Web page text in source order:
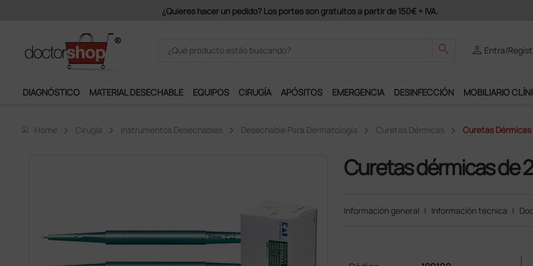
¿Quieres hacer un pedido? Los portes son gratuitos a partir de 150€ + IVA.
search person Entra/
DIAGNÓSTICO MATERIAL DESECHABLE EQUIPOS CIRUGÍA APÓSITOS EMERGENCIA DESINFECCIÓN MOBILIARIO
home Home Cirugía Instrumentos Desechables Desechable Para Dermatología Curetas Dérmicas Curetas Dérmicas
Curetas dérmicas de
Información general | Información técnica |